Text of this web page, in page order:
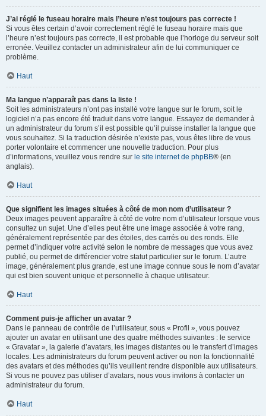
J’ai réglé le fuseau horaire mais l’heure n’est toujours pas correcte !
Si vous êtes certain d’avoir correctement réglé le fuseau horaire mais que
l’heure n’est toujours pas correcte, il est probable que l’horloge du serveur soit
erronée. Veuillez contacter un administrateur afin de lui communiquer ce
problème.
Haut
Ma langue n’apparaît pas dans la liste !
Soit les administrateurs n’ont pas installé votre langue sur le forum, soit le
logiciel n’a pas encore été traduit dans votre langue. Essayez de demander à
un administrateur du forum s’il est possible qu’il puisse installer la langue que
vous souhaitez. Si la traduction désirée n’existe pas, vous êtes libre de vous
porter volontaire et commencer une nouvelle traduction. Pour plus
d’informations, veuillez vous rendre sur le site internet de phpBB® (en
anglais).
Haut
Que signifient les images situées à côté de mon nom d’utilisateur ?
Deux images peuvent apparaître à côté de votre nom d’utilisateur lorsque vous
consultez un sujet. Une d’elles peut être une image associée à votre rang,
généralement représentée par des étoiles, des carrés ou des ronds. Elle
permet d’indiquer votre activité selon le nombre de messages que vous avez
publié, ou permet de différencier votre statut particulier sur le forum. L’autre
image, généralement plus grande, est une image connue sous le nom d’avatar
qui est bien souvent unique et personnelle à chaque utilisateur.
Haut
Comment puis-je afficher un avatar ?
Dans le panneau de contrôle de l’utilisateur, sous « Profil », vous pouvez
ajouter un avatar en utilisant une des quatre méthodes suivantes : le service
« Gravatar », la galerie d’avatars, les images distantes ou le transfert d’images
locales. Les administrateurs du forum peuvent activer ou non la fonctionnalité
des avatars et des méthodes qu’ils veuillent rendre disponible aux utilisateurs.
Si vous ne pouvez pas utiliser d’avatars, nous vous invitons à contacter un
administrateur du forum.
Haut